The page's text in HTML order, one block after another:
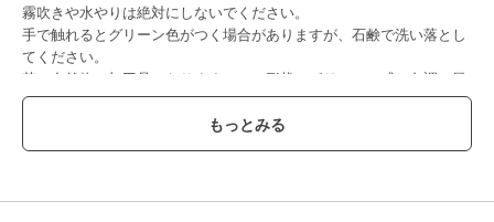
霧吹きや水やりは絶対にしないでください。
手で触れるとグリーン色がつく場合がありますが、石鹸で洗い落とし
てください。
苔は自然物の加工品となりますので、形状・ボリューム感・色調・風
合い等の個体差がございます。
また採取場所により他の苔が若干混じり合う場合もあります。苔に
は、土・木片・枯葉・小石・埃等の付着・混入がございます。